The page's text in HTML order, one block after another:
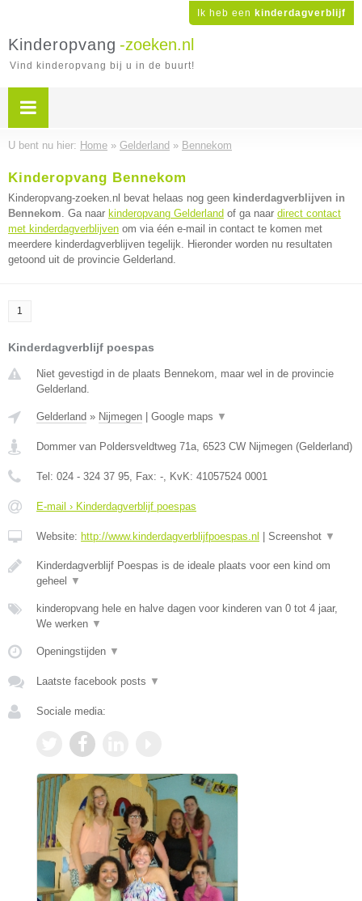
Ik heb een kinderdagverblijf
Kinderopvang -zoeken.nl
Vind kinderopvang bij u in de buurt!
U bent nu hier: Home » Gelderland » Bennekom
Kinderopvang Bennekom
Kinderopvang-zoeken.nl bevat helaas nog geen kinderdagverblijven in
Bennekom. Ga naar kinderopvang Gelderland of ga naar direct contact
met kinderdagverblijven om via één e-mail in contact te komen met
meerdere kinderdagverblijven tegelijk. Hieronder worden nu resultaten
getoond uit de provincie Gelderland.
1
Kinderdagverblijf poespas
Niet gevestigd in de plaats Bennekom, maar wel in de provincie
Gelderland.
Gelderland » Nijmegen Google maps ▼
Dommer van Poldersveldtweg 71a, 6523 CW Nijmegen (Gelderland)
Tel: 024 - 324 37 95, Fax: -, KvK: 41057524 0001
E-mail › Kinderdagverblijf poespas
Website: http://www.kinderdagverblijfpoespas.nl Screenshot ▼
Kinderdagverblijf Poespas is de ideale plaats voor een kind om
geheel
▼
kinderopvang hele en halve dagen voor kinderen van 0 tot 4 jaar,
We werken ▼
Openingstijden ▼
Laatste facebook posts ▼
Sociale media: